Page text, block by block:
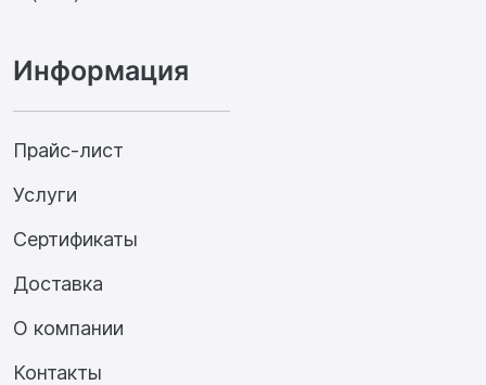
Информация
Прайс-лист
Услуги
Сертификаты
Доставка
О компании
Контакты